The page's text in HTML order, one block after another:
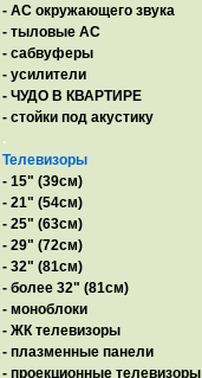
- АС окружающего звука
- тыловые АС
- сабвуферы
- усилители
- ЧУДО В КВАРТИРЕ
- стойки под акустику
.
Телевизоры
- 15" (39см)
- 21" (54см)
- 25" (63см)
- 29" (72см)
- 32" (81см)
- более 32" (81см)
- моноблоки
- ЖК телевизоры
- плазменные панели
- проекционные телевизоры